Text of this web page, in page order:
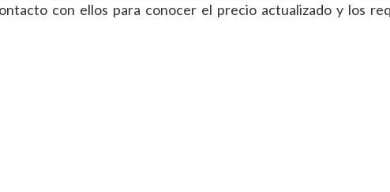
con ellos para conocer el precio actualizado y los